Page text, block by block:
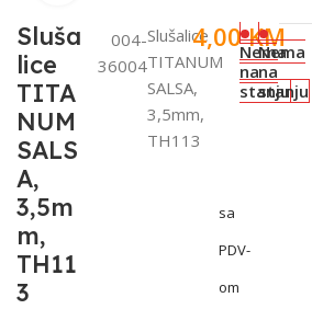
Sluša
lice
TITA
NUM
SALS
A,
3,5m
m,
TH11
3
004-
36004
Slušalice
TITANUM
SALSA,
3,5mm,
TH113
4,00KM
sa
PDV-
om
Nema
na
stanju
Nema
na
stanju